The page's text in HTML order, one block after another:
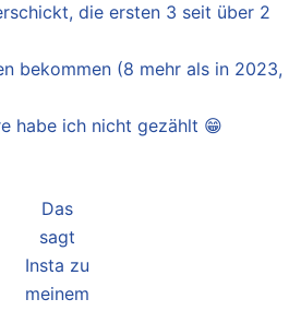
die ersten 3 seit über 2
bekommen (8 mehr als in 2023,
habe ich nicht gezählt 😁
Das
sagt
Insta zu
meinem